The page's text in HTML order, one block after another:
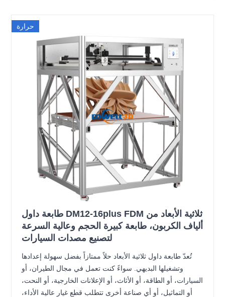
حرارة
طابعة داول DM12-16plus FDM ثلاثية الأبعاد من
ألياف الكربون، طابعة كبيرة الحجم وعالية السرعة
لتصنيع مصدات السيارات
تُعدّ طابعة داول ثلاثية الأبعاد حلاً ممتازاً بفضل سهولة إعدادها
وتشغيلها البديهي. سواءً كنت تعمل في مجال الطيران، أو
السيارات، أو الطاقة، أو الأثاث، أو الإعلانات الخارجية، أو النحت،
أو التماثيل، أو أي صناعة أخرى تتطلب قطع غيار عالية الأداء،